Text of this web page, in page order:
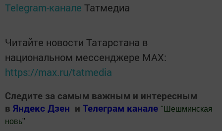
Telegram-канале Татмедиа
Читайте новости Татарстана в
национальном мессенджере MАХ:
https://max.ru/tatmedia
Следите за самым важным и интересным
в Яндекс Дзен и Телеграм канале " Шешминская
новь"